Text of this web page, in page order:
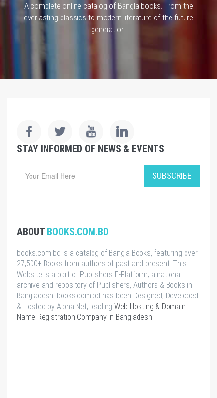
A complete online catalog of Bangla books. From the
everlasting classics to modern literature of the future
generation.
STAY INFORMED OF NEWS & EVENTS
SUBSCRIBE
ABOUT BOOKS.COM.BD
books.com.bd is a catalog of Bangla Books, featuring over
27,500+ Books from authors of past and present. This
Website is a part of Publishers E-Platform, a national
archive and repository of Publishers, Authors & Books in
Bangladesh. books.com.bd has been Designed, Developed
& Hosted by Alpha Net, leading Web Hosting & Domain
Name Registration Company in Bangladesh